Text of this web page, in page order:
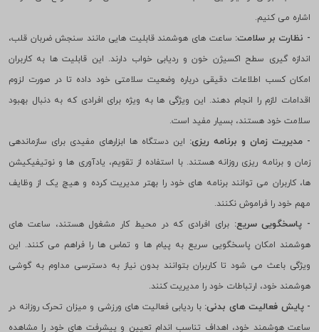
کاربران کمک می کنند تا روی سلامت و بهبود کیفیت زندگی خود تمرکز کنند. در
ادامه به برخی از نیازهایی که با استفاده از ساعت های هوشمند رفع می شوند،
اشاره می کنیم.
- نظارت بر سلامت: ساعت های هوشمند قابلیت هایی مانند سنجش ضربان قلب،
اندازه گیری سطح اکسیژن خون و ردیابی خواب دارند. این قابلیت ها به کاربران
امکان کسب اطلاعات دقیقی درباره وضعیت سلامتی خود داده تا در صورت لزوم
اقدامات لازم را انجام دهند. این ویژگی ها به ویژه برای افرادی که به دنبال بهبود
سلامت خود هستند، بسیار مفید است.
- مدیریت زمان و برنامه ریزی:این دستگاه ها ابزارهای مفیدی برای سازماندهی
زمان و برنامه ریزی روزانه هستند. با استفاده از تقویم، یادآوری ها و نوتیفیکیشن
ها، کاربران می توانند برنامه های خود را بهتر مدیریت کرده و هیچ یک از وظایف
مهم خود را فراموش نکنند.
- پاسخگویی سریع:برای افرادی که در محیط کار مشغول هستند، ساعت های
هوشمند امکان پاسخگویی سریع به پیام ها و تماس ها را فراهم می کنند. این
ویژگی باعث می شود تا کاربران بتوانند بدون نیاز به دسترسی مداوم به گوشی
هوشمند خود، ارتباطات خود را مدیریت کنند.